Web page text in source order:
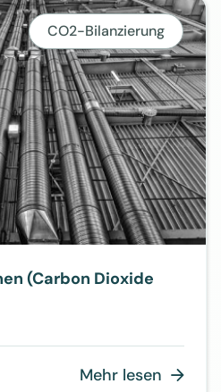
CO2-Bilanzierung
(Carbon Dioxide
Mehr lesen 